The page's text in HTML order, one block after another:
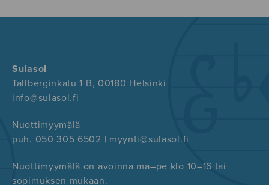
Sulasol
Tallberginkatu 1 B, 00180 Helsinki
info@sulasol.fi
Nuottimyymälä
puh. 050 305 6502 | myynti@sulasol.fi
Nuottimyymälä on avoinna ma–pe klo 10–16 tai
sopimuksen mukaan.